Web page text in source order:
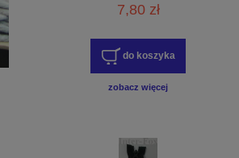
7,80 zł
do koszyka
zobacz więcej